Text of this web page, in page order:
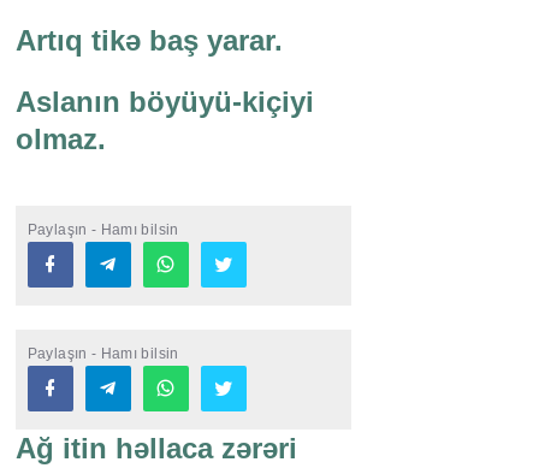
Artıq tikə baş yarar.
Aslanın böyüyü-kiçiyi
olmaz.
Paylaşın - Hamı bilsin
Paylaşın - Hamı bilsin
Ağ itin həllaca zərəri